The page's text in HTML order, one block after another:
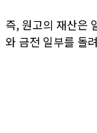
즉, 원고의 재산은
와 금전 일부를 돌